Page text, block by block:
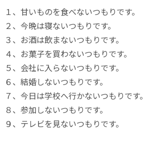
１、甘いものを食べないつもりです。
２、今晩は寝ないつもりです。
３、お酒は飲まないつもりです。
４、お菓子を買わないつもりです。
５、会社に入らないつもりです。
６、結婚しないつもりです。
７、今日は学校へ行かないつもりです。
８、参加しないつもりです。
９、テレビを見ないつもりです。